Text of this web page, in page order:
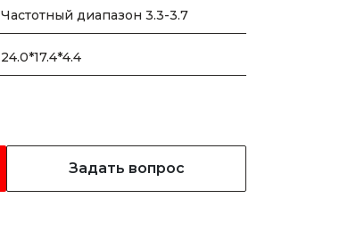
Частотный диапазон 3.3-3.7
24.0*17.4*4.4
Задать вопрос